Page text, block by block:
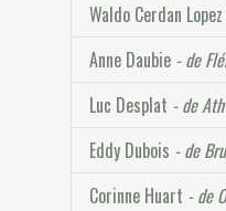
Waldo Cerdan Lopez
Anne Daubie - de
Luc Desplat - de Ath
Eddy Dubois - de
Corinne Huart - de